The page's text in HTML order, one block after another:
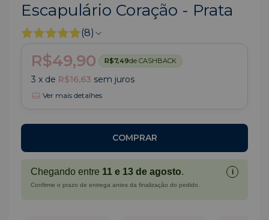
Escapulário Coração - Prata
(8)
R$49,90 R$7,49de CASHBACK
3 x de R$16,63 sem juros
Ver mais detalhes
Chegando entre 11 e 13 de agosto. i
Confirme o prazo de entrega antes da finalização do pedido.